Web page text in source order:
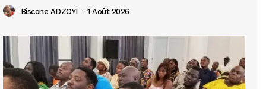
Biscone ADZOYI - 1 Août 2026